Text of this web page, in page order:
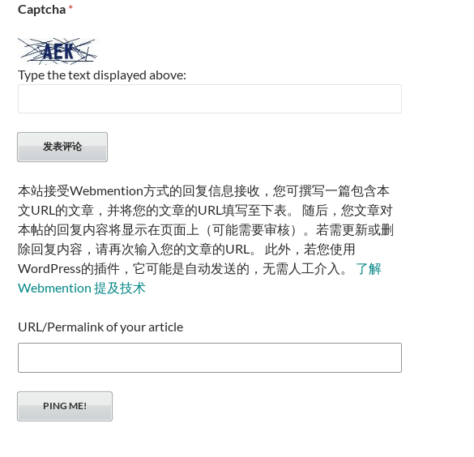
Captcha *
Type the text displayed above:
本站接受Webmention方式的回复信息接收，您可撰写一篇包含本
文URL的文章，并将您的文章的URL填写至下表。 随后，您文章对
本帖的回复内容将显示在页面上（可能需要审核）。若需更新或删
除回复内容，请再次输入您的文章的URL。 此外，若您使用
WordPress的插件，它可能是自动发送的，无需人工介入。 了解
Webmention 提及技术
URL/Permalink of your article